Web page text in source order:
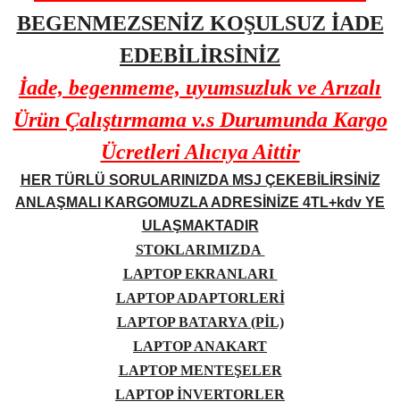
BEGENMEZSENİZ KOŞULSUZ İADE
EDEBİLİRSİNİZ
İade, begenmeme, uyumsuzluk ve Arızalı
Ürün Çalıştırmama v.s Durumunda Kargo
Ücretleri Alıcıya Aittir
HER TÜRLÜ SORULARINIZDA MSJ ÇEKEBİLİRSİNİZ
ANLAŞMALI KARGOMUZLA ADRESİNİZE 4TL+kdv YE
ULAŞMAKTADIR
STOKLARIMIZDA
LAPTOP EKRANLARI
LAPTOP ADAPTORLERİ
LAPTOP BATARYA (PİL)
LAPTOP ANAKART
LAPTOP MENTEŞELER
LAPTOP İNVERTORLER